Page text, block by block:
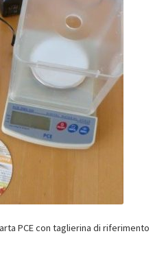
PCE con taglierina di riferimento